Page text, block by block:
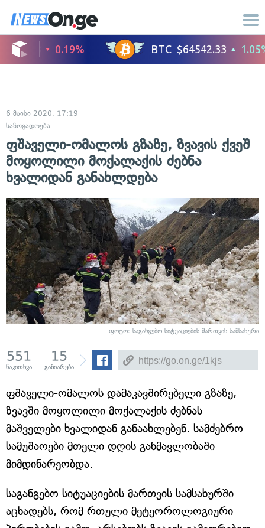
6 მაისი 2020, 17:19
საზოგადოება
ფშაველი-ომალოს გზაზე, ზვავის ქვეშ
მოყოლილი მოქალაქის ძებნა
ხვალიდან განახლდება
ფოტო: საგანგებო სიტუაციების მართვის სამსახური
551
წაკითხვა
15
გაზიარება
ფშაველი-ომალოს დამაკავშირებელი გზაზე,
ზვავში მოყოლილი მოქალაქის ძებნას
მაშველები ხვალიდან განაახლებენ. სამძებრო
სამუშაოები მთელი დღის განმავლობაში
მიმდინარეობდა.
საგანგებო სიტუაციების მართვის სამსახურში
აცხადებს, რომ რთული მეტეოროლოგიური